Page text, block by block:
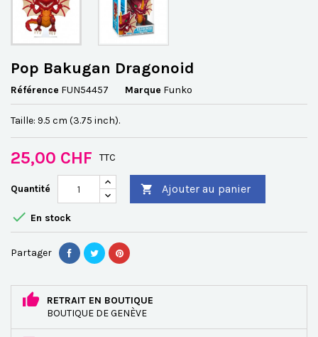
Pop Bakugan Dragonoid
Référence FUN54457 Marque Funko
Taille: 9.5 cm (3.75 inch).
25,00 CHF TTC
Quantité  Ajouter au panier
 En stock
Partager
RETRAIT EN BOUTIQUE
BOUTIQUE DE GENÈVE